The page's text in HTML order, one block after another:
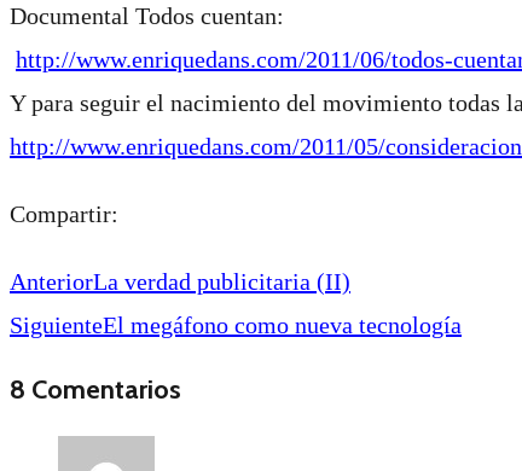
Documental Todos cuentan:
http://www.enriquedans.com/2011/06/todos-
Y para seguir el nacimiento del movimiento todas
http://www.enriquedans.com/2011/05/
Compartir:
AnteriorLa verdad publicitaria (II)
SiguienteEl megáfono como nueva tecnología
8 Comentarios